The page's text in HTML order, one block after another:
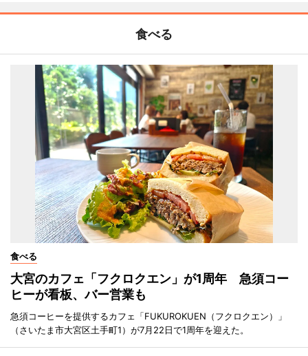
食べる
食べる
大宮のカフェ「フクロクエン」が1周年 急須コー
ヒーが看板、バー営業も
急須コーヒーを提供するカフェ「FUKUROKUEN（フクロクエン）」
（さいたま市大宮区土手町1）が7月22日で1周年を迎えた。